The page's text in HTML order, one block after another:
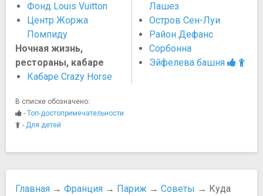
Фонд Louis Vuitton
Центр Жоржа
Помпиду
Ночная жизнь,
рестораны, кабаре
Кабаре Crazy Horse
Лашез
Остров Сен-Луи
Район Дефанс
Сорбонна
Эйфелева башня
В списке обозначено:
- Топ-достопримечательности
- Для детей
Главная → Франция → Париж → Советы → Куда